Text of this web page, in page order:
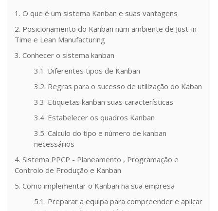
1. O que é um sistema Kanban e suas vantagens
2. Posicionamento do Kanban num ambiente de Just-in
Time e Lean Manufacturing
3. Conhecer o sistema kanban
3.1. Diferentes tipos de Kanban
3.2. Regras para o sucesso de utilização do Kaban
3.3. Etiquetas kanban suas características
3.4. Estabelecer os quadros Kanban
3.5. Calculo do tipo e número de kanban
necessários
4. Sistema PPCP - Planeamento , Programação e
Controlo de Produção e Kanban
5. Como implementar o Kanban na sua empresa
5.1. Preparar a equipa para compreender e aplicar